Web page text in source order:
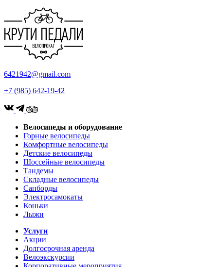
6421942@gmail.com
+7 (985) 642-19-42
Велосипеды и оборудование
Горные велосипеды
Комфортные велосипеды
Детские велосипеды
Шоссейные велосипеды
Тандемы
Складные велосипеды
Сапборды
Электросамокаты
Коньки
Лыжи
Услуги
Акции
Долгосрочная аренда
Велоэкскурсии